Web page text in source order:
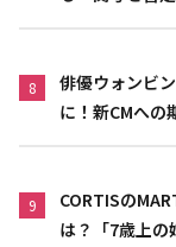
8
俳優ウォンビ
に！新CMへの
9
CORTISの
は？「7歳上の